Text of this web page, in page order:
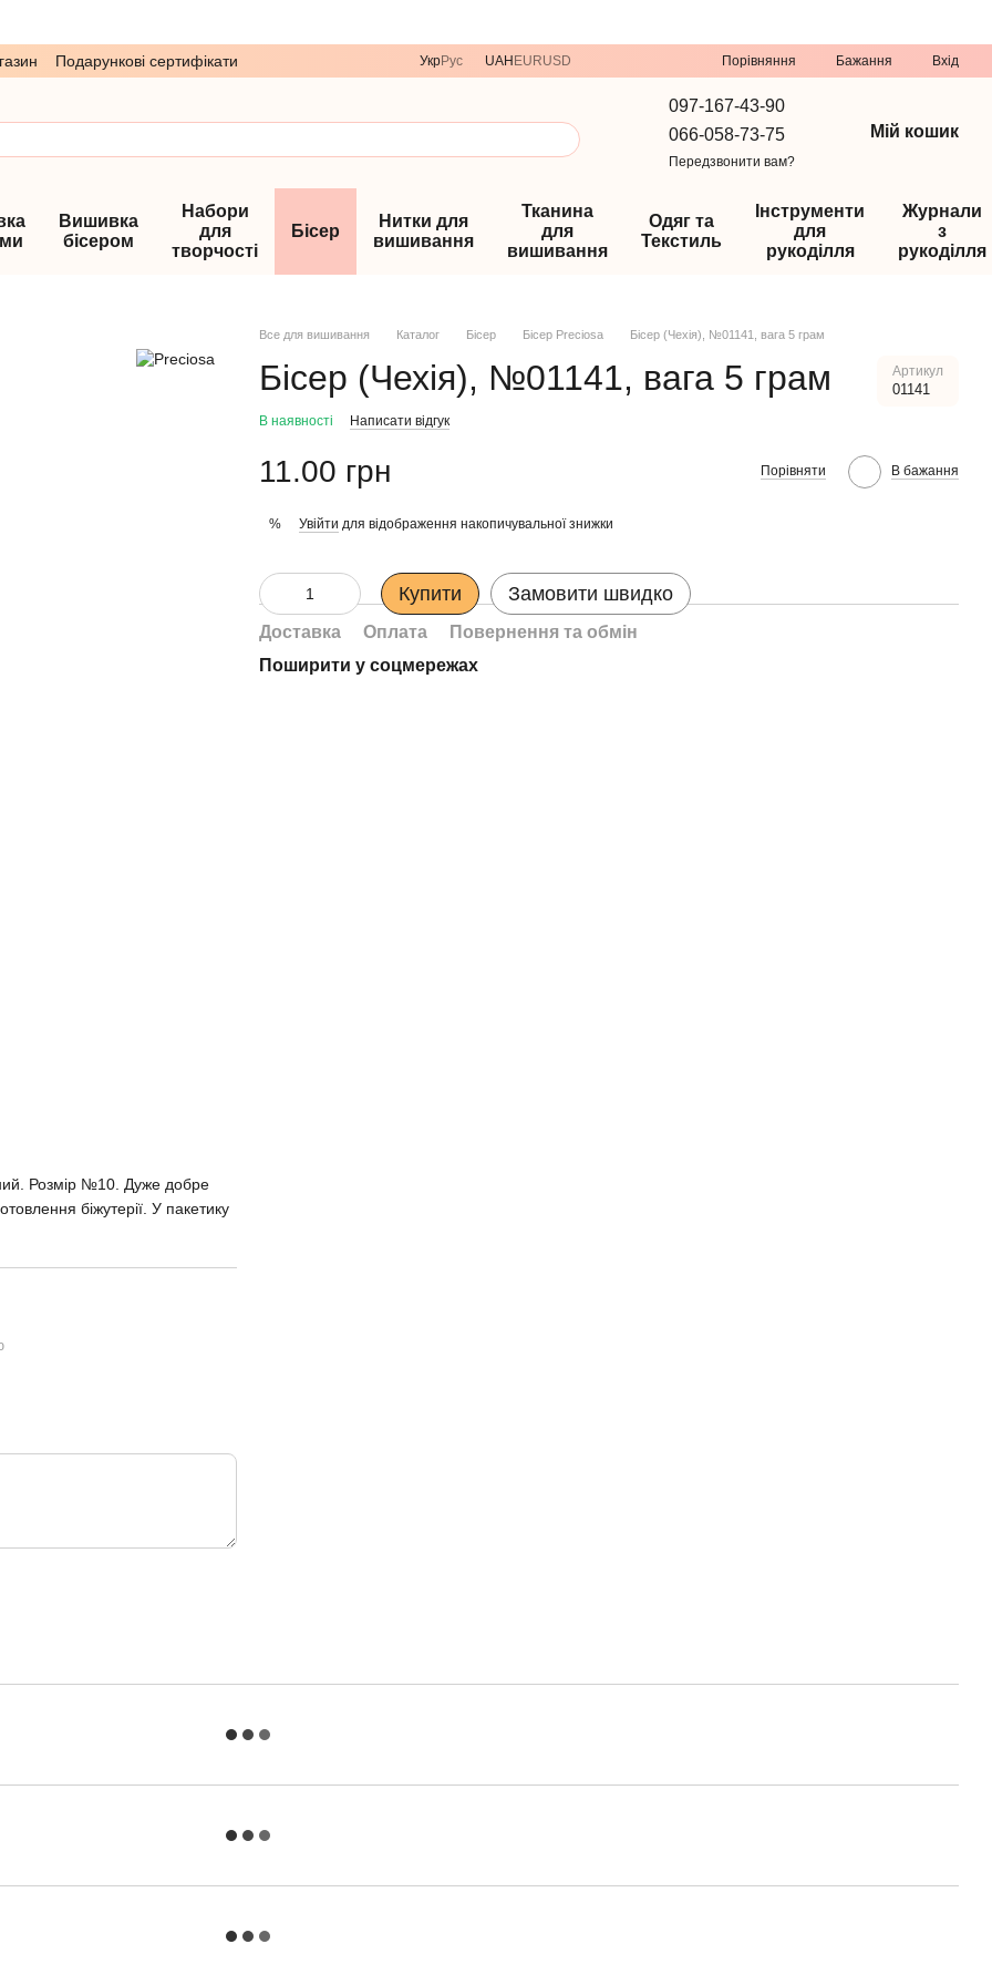
Подарункові сертифікати УкрРус UAH EURUSD Порівняння Бажання Вхід
097-167-43-90
066-058-73-75
Передзвонити вам?
Мій кошик
Вишивка
бісером
Набори
для
творчості
Бісер
Нитки для
вишивання
Тканина
для
вишивання
Одяг та
Текстиль
Інструменти
для
рукоділля
Журнали
з
рукоділля
Розмір №10. Дуже добре
біжутерії. У пакетику
Все для вишивання Каталог Бісер Бісер Preciosa Бісер (Чехія), №01141, вага 5 грам
Бісер (Чехія), №01141, вага 5 грам Артикул
01141
В наявності Написати відгук
11.00 грн Порівняти В бажання
% Увійти для відображення накопичувальної знижки
Купити Замовити швидко
Доставка Оплата
Повернення та обмін
Поширити у соцмережах